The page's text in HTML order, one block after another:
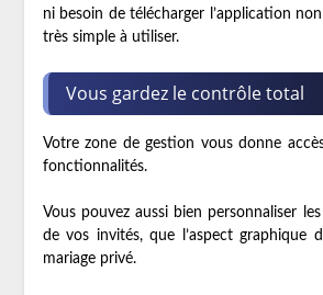
ni besoin de télécharger l’application
très simple à utiliser.
Vous gardez le contrôle total
Votre zone de gestion vous donne
fonctionnalités.
Vous pouvez aussi bien personnaliser
de vos invités, que l’aspect graphique
mariage privé.